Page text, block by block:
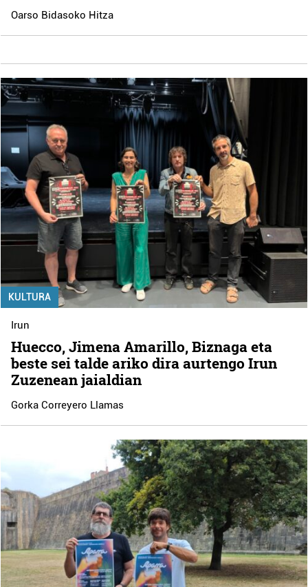
Oarso Bidasoko Hitza
KULTURA
Irun
Huecco, Jimena Amarillo, Biznaga eta
beste sei talde ariko dira aurtengo Irun
Zuzenean jaialdian
Gorka Correyero Llamas